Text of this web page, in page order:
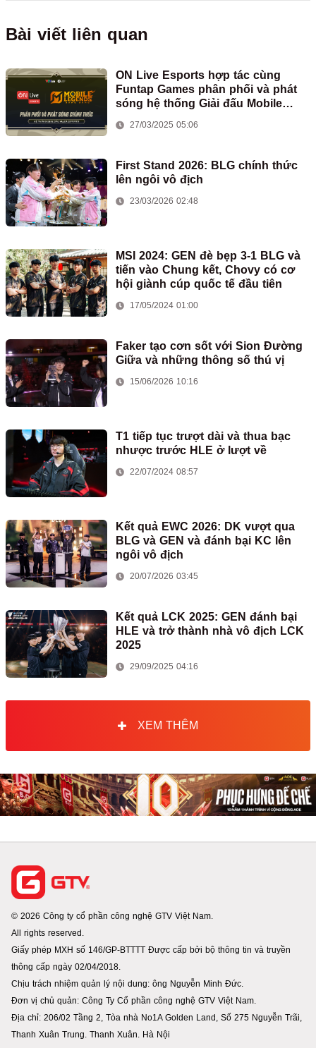
Bài viết liên quan
ON Live Esports hợp tác cùng
Funtap Games phân phối và phát
sóng hệ thống Giải đấu Mobile
27/03/2025 05:06
First Stand 2026: BLG chính thức
lên ngôi vô địch
23/03/2026 02:48
MSI 2024: GEN đè bẹp 3-1 BLG và
tiến vào Chung kết, Chovy có cơ
hội giành cúp quốc tế đầu tiên
17/05/2024 01:00
Faker tạo cơn sốt với Sion Đường
Giữa và những thông số thú vị
15/06/2026 10:16
T1 tiếp tục trượt dài và thua bạc
nhược trước HLE ở lượt về
22/07/2024 08:57
Kết quả EWC 2026: DK vượt qua
BLG và GEN và đánh bại KC lên
ngôi vô địch
20/07/2026 03:45
Kết quả LCK 2025: GEN đánh bại
HLE và trở thành nhà vô địch LCK
2025
29/09/2025 04:16
XEM THÊM
© 2026 Công ty cổ phần công nghệ GTV Việt Nam.
All rights reserved.
Giấy phép MXH số 146/GP-BTTTT Được cấp bởi bộ thông tin và truyền
thông cấp ngày 02/04/2018.
Chịu trách nhiệm quản lý nội dung: ông Nguyễn Minh Đức.
Đơn vị chủ quản: Công Ty Cổ phần công nghệ GTV Việt Nam.
Địa chỉ: 206/02 Tầng 2, Tòa nhà No1A Golden Land, Số 275 Nguyễn Trãi,
Thanh Xuân Trung. Thanh Xuân. Hà Nội